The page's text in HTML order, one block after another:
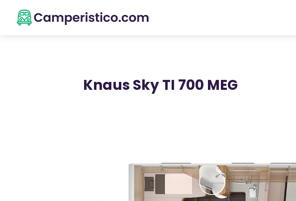
Knaus Sky TI 700 MEG